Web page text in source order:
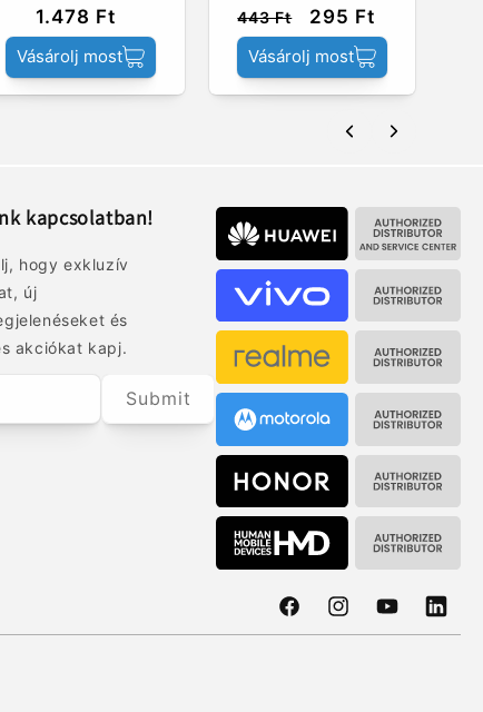
1.478 Ft
Vásárolj most
443 Ft 295 Ft
Vásárolj most
kapcsolatban!
hogy exkluzív
új
és
akciókat kapj.
Submit
FacebookInstagramYouTube